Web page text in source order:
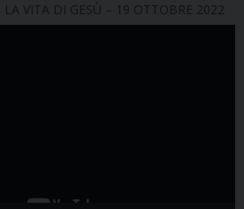
LA VITA DI GESÙ – 19 OTTOBRE 2022